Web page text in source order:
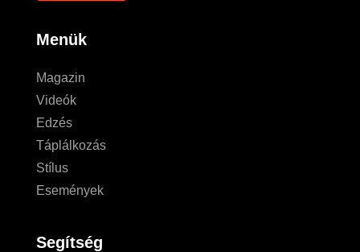
Menük
Magazin
Videók
Edzés
Táplálkozás
Stílus
Események
Segítség